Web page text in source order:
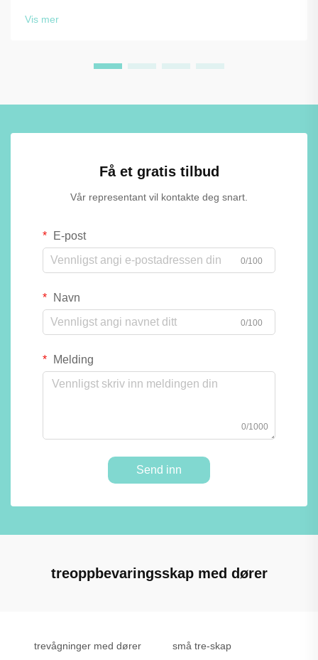
Vis mer
Få et gratis tilbud
Vår representant vil kontakte deg snart.
E-post
0/100
Navn
0/100
Melding
0/1000
Send inn
treoppbevaringsskap med dører
trevågninger med dører små tre-skap